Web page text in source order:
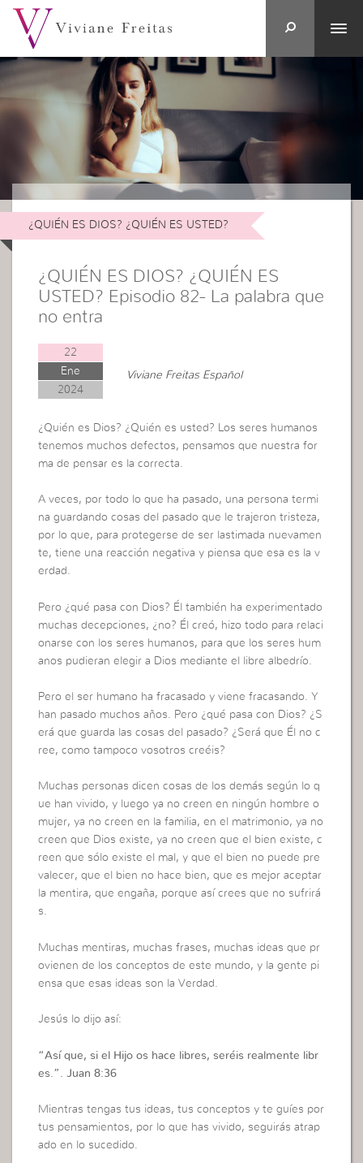
¿QUIÉN ES DIOS? ¿QUIÉN ES USTED?
¿QUIÉN ES DIOS? ¿QUIÉN ES
USTED? Episodio 82- La palabra que
no entra
22
Ene
2024
Viviane Freitas Español
¿Quién es Dios? ¿Quién es usted? Los seres humanos
tenemos muchos defectos, pensamos que nuestra for
ma de pensar es la correcta.
A veces, por todo lo que ha pasado, una persona termi
na guardando cosas del pasado que le trajeron tristeza,
por lo que, para protegerse de ser lastimada nuevamen
te, tiene una reacción negativa y piensa que esa es la v
erdad.
Pero ¿qué pasa con Dios? Él también ha experimentado
muchas decepciones, ¿no? Él creó, hizo todo para relaci
onarse con los seres humanos, para que los seres hum
anos pudieran elegir a Dios mediante el libre albedrío.
Pero el ser humano ha fracasado y viene fracasando. Y
han pasado muchos años. Pero ¿qué pasa con Dios? ¿S
erá que guarda las cosas del pasado? ¿Será que Él no c
ree, como tampoco vosotros creéis?
Muchas personas dicen cosas de los demás según lo q
ue han vivido, y luego ya no creen en ningún hombre o
mujer, ya no creen en la familia, en el matrimonio, ya no
creen que Dios existe, ya no creen que el bien existe, c
reen que sólo existe el mal, y que el bien no puede pre
valecer, que el bien no hace bien, que es mejor aceptar
la mentira, que engaña, porque así crees que no sufrirá
s.
Muchas mentiras, muchas frases, muchas ideas que pr
ovienen de los conceptos de este mundo, y la gente pi
ensa que esas ideas son la Verdad.
Jesús lo dijo así:
“Así que, si el Hijo os hace libres, seréis realmente libr
es.”. Juan 8:36
Mientras tengas tus ideas, tus conceptos y te guíes por
tus pensamientos, por lo que has vivido, seguirás atrap
ado en lo sucedido.